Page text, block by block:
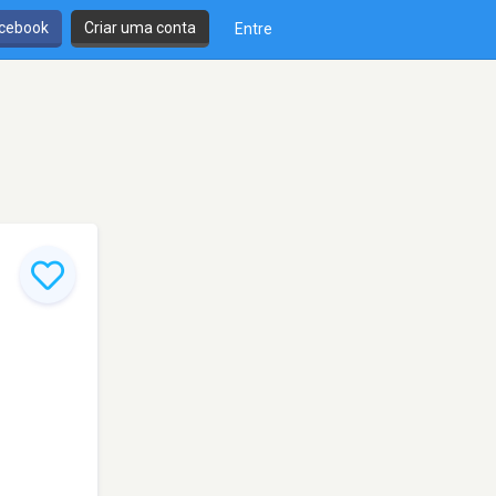
Criar uma conta Entre